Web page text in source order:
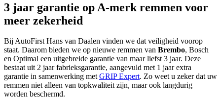
3 jaar garantie op A-merk remmen voor
meer zekerheid
Bij AutoFirst Hans van Daalen vinden we dat veiligheid voorop
staat. Daarom bieden we op nieuwe remmen van Brembo, Bosch
en Optimal een uitgebreide garantie van maar liefst 3 jaar. Deze
bestaat uit 2 jaar fabrieksgarantie, aangevuld met 1 jaar extra
garantie in samenwerking metGRIP Expert. Zo weet u zeker dat uw
remmen niet alleen van topkwaliteit zijn, maar ook langdurig
worden beschermd.